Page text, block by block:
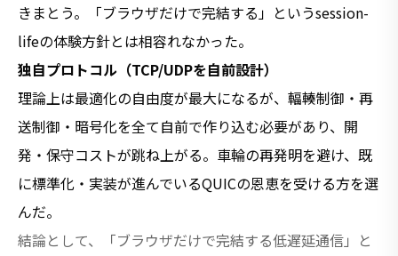
きまとう。「ブラウザだけで完結する」というsession-
lifeの体験方針とは相容れなかった。
独自プロトコル（TCP/UDPを自前設計）
理論上は最適化の自由度が最大になるが、輻輳制御・再
送制御・暗号化を全て自前で作り込む必要があり、開
発・保守コストが跳ね上がる。車輪の再発明を避け、既
に標準化・実装が進んでいるQUICの恩恵を受ける方を選
んだ。
結論として、「ブラウザだけで完結する低遅延通信」と